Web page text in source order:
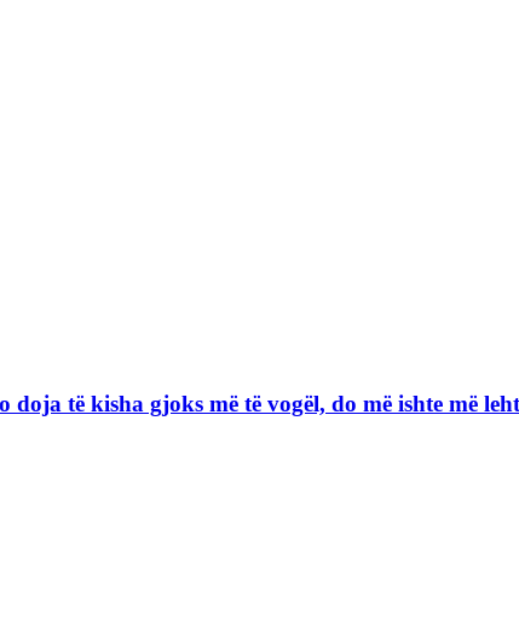
të kisha gjoks më të vogël, do më ishte më